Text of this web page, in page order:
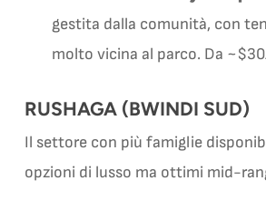
gestita dalla comunità, con
molto vicina al parco. Da
RUSHAGA (BWINDI SUD)
Il settore con più famiglie
opzioni di lusso ma ottimi mid-